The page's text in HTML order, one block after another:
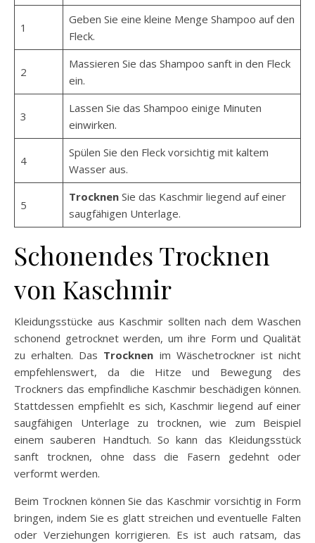
1
Geben Sie eine kleine Menge Shampoo auf den
Fleck.
2
Massieren Sie das Shampoo sanft in den Fleck
ein.
3
Lassen Sie das Shampoo einige Minuten
einwirken.
4
Spülen Sie den Fleck vorsichtig mit kaltem
Wasser aus.
5
TrocknenSie das Kaschmir liegend auf einer
saugfähigen Unterlage.
Schonendes Trocknen
von Kaschmir
Kleidungsstücke aus Kaschmir sollten nach dem Waschen
schonend getrocknet werden, um ihre Form und Qualität
zu erhalten. Das Trocknen im Wäschetrockner ist nicht
empfehlenswert, da die Hitze und Bewegung des
Trockners das empfindliche Kaschmir beschädigen können.
Stattdessen empfiehlt es sich, Kaschmir liegend auf einer
saugfähigen Unterlage zu trocknen, wie zum Beispiel
einem sauberen Handtuch. So kann das Kleidungsstück
sanft trocknen, ohne dass die Fasern gedehnt oder
verformt werden.
Beim Trocknen können Sie das Kaschmir vorsichtig in Form
bringen, indem Sie es glatt streichen und eventuelle Falten
oder Verziehungen korrigieren. Es ist auch ratsam, das